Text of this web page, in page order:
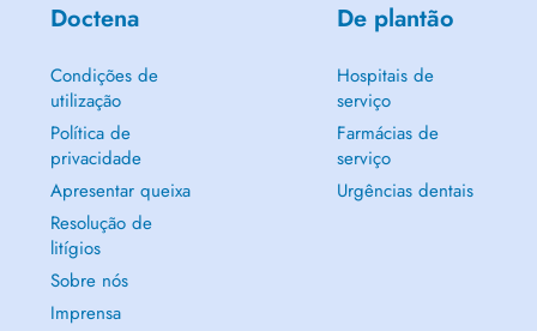
Doctena
Condições de
utilização
Política de
privacidade
Apresentar queixa
Resolução de
litígios
Sobre nós
Imprensa
De plantão
Hospitais de
serviço
Farmácias de
serviço
Urgências dentais